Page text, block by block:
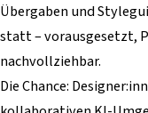
Übergaben und
statt – vorausgesetzt,
nachvollziehbar.
Die Chance: